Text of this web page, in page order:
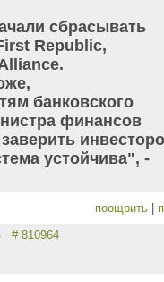
сбрасывать
Republic,
банковского
финансов
устойчива", -
поощрить
# 810964